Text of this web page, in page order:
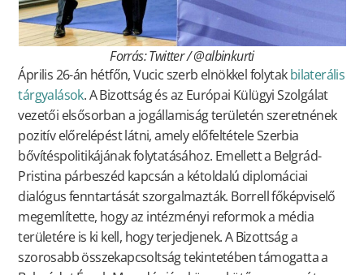
Forrás: Twitter / @albinkurti
Április 26-án hétfőn, Vucic szerb elnökkel folytakbilaterális
tárgyalások. A Bizottság és az Európai Külügyi Szolgálat
vezetői elsősorban a jogállamiság területén szeretnének
pozitív előrelépést látni, amely előfeltétele Szerbia
bővítéspolitikájának folytatásához. Emellett a Belgrád-
Pristina párbeszéd kapcsán a kétoldalú diplomáciai
dialógus fenntartását szorgalmazták. Borrell főképviselő
megemlítette, hogy az intézményi reformok a média
területére is ki kell, hogy terjedjenek. A Bizottság a
szorosabb összekapcsoltság tekintetében támogatta a